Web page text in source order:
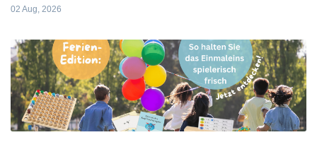
02 Aug, 2026